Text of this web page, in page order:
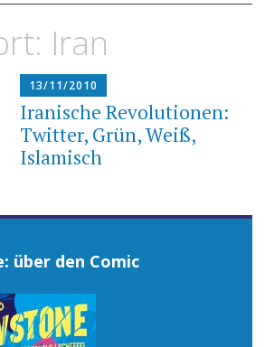
Iran
13/11/2010
Iranische Revolutionen:
Twitter, Grün, Weiß,
Islamisch
über den Comic